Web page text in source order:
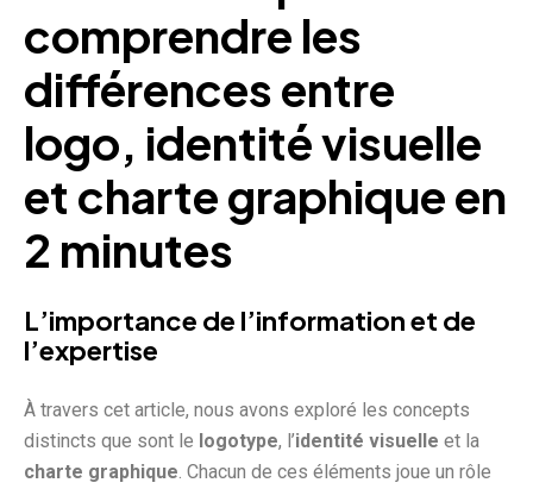
comprendre les
différences entre
logo, identité visuelle
et charte graphique en
2 minutes
L’importance de l’information et de
l’expertise
À travers cet article, nous avons exploré les concepts
distincts que sont le logotype, l’identité visuelle et la
charte graphique . Chacun de ces éléments joue un rôle